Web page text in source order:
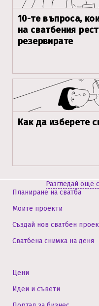
10-те въпроса,
на сватбения
резервирате
Как да изберете
Разгледай още
Планиране на сватба
Моите проекти
Създай нов сватбен
Сватбена снимка на деня
Цени
Идеи и съвети